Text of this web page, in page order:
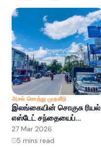
அசல் சொத்து முதலீடு
இலங்கையின் சொகுசு ரியல்
எஸ்டேட் சந்தையைப்
புரிந்துகொள்வது: வாய்ப்புகள்
மற்றும் போக்குகள்
27 Mar 2026
5 mins read